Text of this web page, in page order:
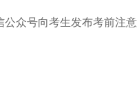
号向考生发布考前注